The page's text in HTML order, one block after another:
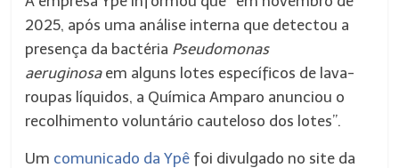
2025, após uma análise interna que detectou a
presença da bactéria Pseudomonas
aeruginosaem alguns lotes específicos de lava-
roupas líquidos, a Química Amparo anunciou o
recolhimento voluntário cauteloso dos lotes”.
Um comunicado da Ypê foi divulgado no site da